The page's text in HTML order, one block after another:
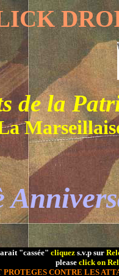
de la
"cassée" cliquez s.v.p sur
please click on
CONTRE LES